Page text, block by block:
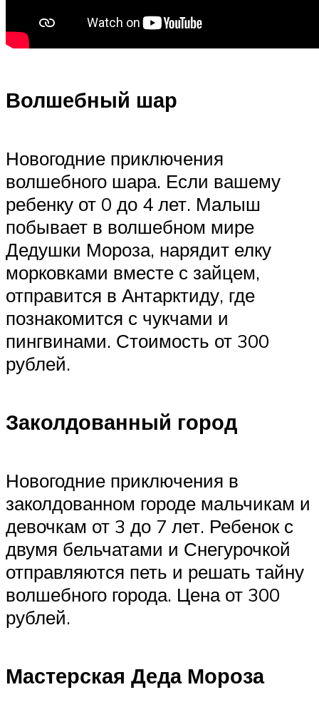
Волшебный шар
Новогодние приключения
волшебного шара. Если вашему
ребенку от 0 до 4 лет. Малыш
побывает в волшебном мире
Дедушки Мороза, нарядит елку
морковками вместе с зайцем,
отправится в Антарктиду, где
познакомится с чукчами и
пингвинами. Стоимость от 300
рублей.
Заколдованный город
Новогодние приключения в
заколдованном городе мальчикам и
девочкам от 3 до 7 лет. Ребенок с
двумя бельчатами и Снегурочкой
отправляются петь и решать тайну
волшебного города. Цена от 300
рублей.
Мастерская Деда Мороза